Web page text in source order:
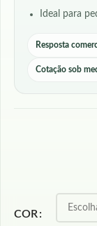
Ideal para
Resposta
Cotação sob
COR